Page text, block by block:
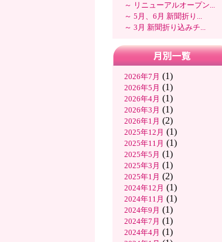
～ リニューアルオープン...
～ 5月、6月 新聞折り...
～ 3月 新聞折り込みチ...
2026年7月 (1)
2026年5月 (1)
2026年4月 (1)
2026年3月 (1)
2026年1月 (2)
2025年12月 (1)
2025年11月 (1)
2025年5月 (1)
2025年3月 (1)
2025年1月 (2)
2024年12月 (1)
2024年11月 (1)
2024年9月 (1)
2024年7月 (1)
2024年4月 (1)